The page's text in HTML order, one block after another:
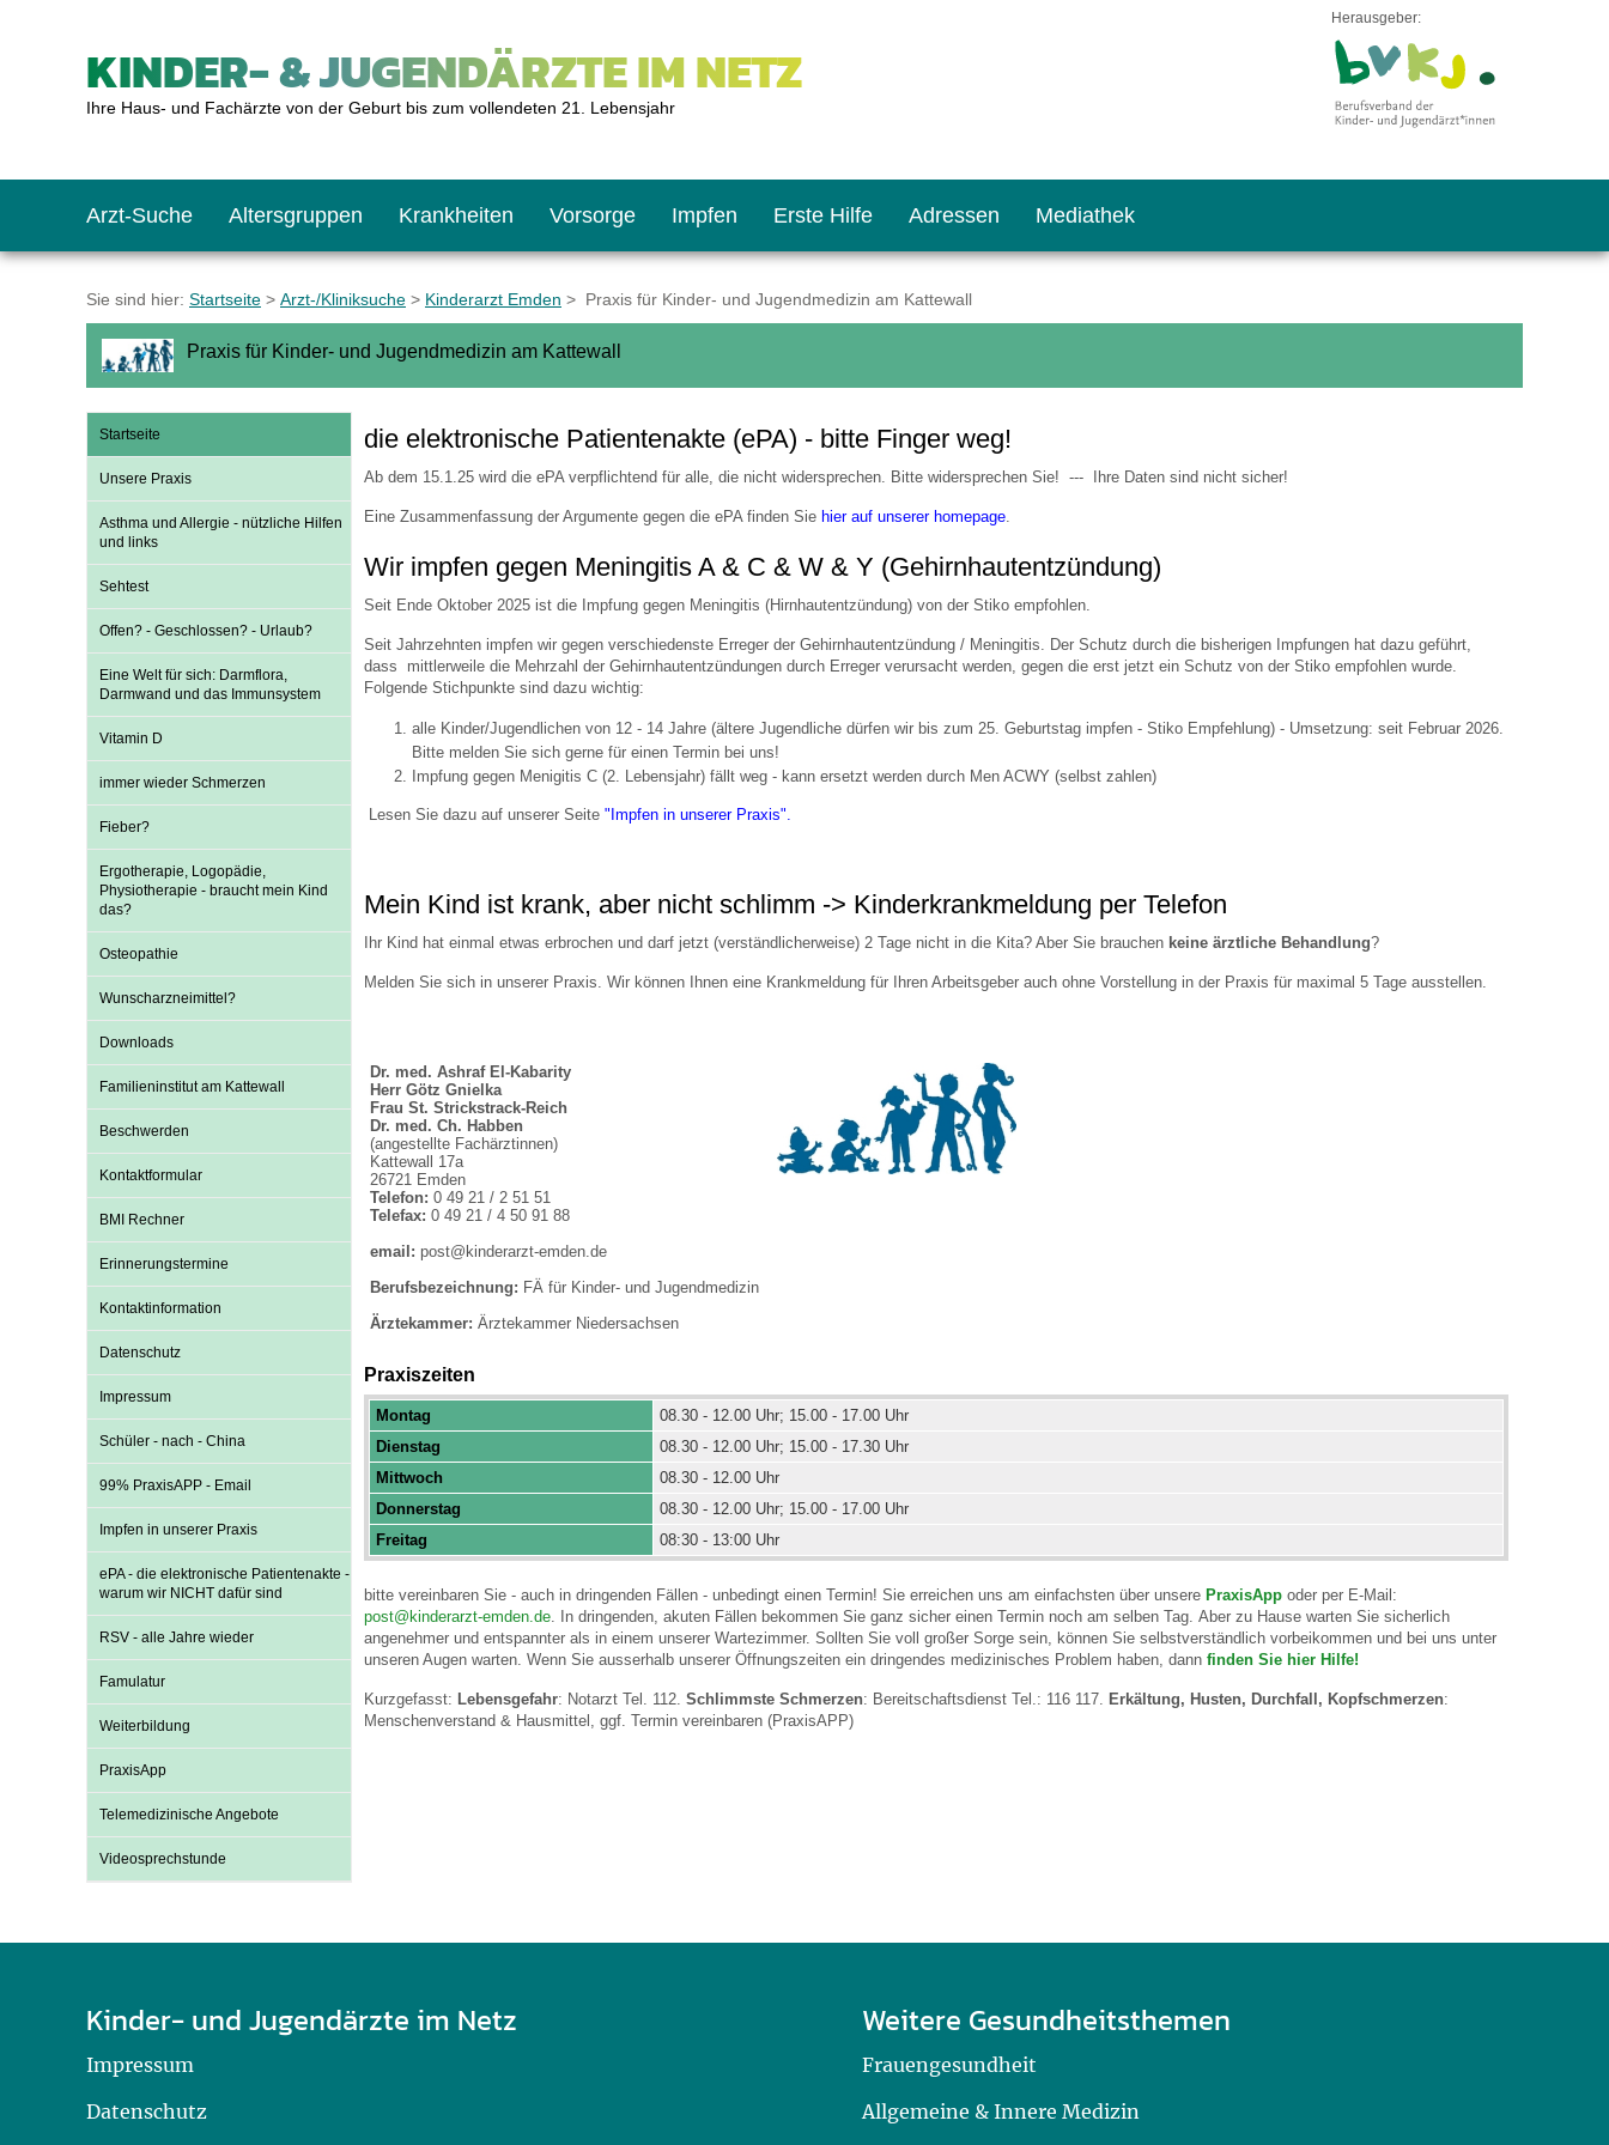
KINDER- & JUGENDÄRZTE IM NETZ
Ihre Haus- und Fachärzte von der Geburt bis zum vollendeten 21. Lebensjahr
Herausgeber:
Arzt-Suche Altersgruppen
Das erste Jahr
Schulkinder
Jugendliche
Krankheiten Vorsorge
Baby: U1 bis U6
Schulkind: U10 bis U11
Teenager: J1 bis J2
Impfen
Impfkalender
Was muss man beachten?
Impfreaktionen
Impfsicherheit
Häufige Fragen
Recht auf Impfung
Erste Hilfe
Notrufnummern
Hausapotheke
Sofortmaßnahmen
Notdienste
Adressen
Notdienste
Gesundheitsämter
Link-Tipps
Mediathek
BMI-Rechner
Blutdruckrechner
Wachstum-Rechner
Empfehlungen zum Bildschirmmediengebrauch
Hörlexikon
Material zu den Vorsorgen
Broschüren und Informationsflyer
U0-Vorsorge
Sie sind hier: Startseite > Arzt-/Kliniksuche > Kinderarzt Emden > Praxis für Kinder- und Jugendmedizin am Kattewall
Praxis für Kinder- und Jugendmedizin am Kattewall
Startseite
Unsere Praxis
Asthma und Allergie - nützliche Hilfen
und links
Sehtest
Offen? - Geschlossen? - Urlaub?
Eine Welt für sich: Darmflora,
Darmwand und das Immunsystem
Vitamin D
immer wieder Schmerzen
Fieber?
Ergotherapie, Logopädie,
Physiotherapie - braucht mein Kind
das?
Osteopathie
Wunscharzneimittel?
Downloads
Familieninstitut am Kattewall
Beschwerden
Kontaktformular
BMI Rechner
Erinnerungstermine
Kontaktinformation
Datenschutz
Impressum
Schüler - nach - China
99% PraxisAPP - Email
Impfen in unserer Praxis
ePA - die elektronische Patientenakte -
warum wir NICHT dafür sind
RSV - alle Jahre wieder
Famulatur
Weiterbildung
PraxisApp
Telemedizinische Angebote
Videosprechstunde
die elektronische Patientenakte (ePA) - bitte Finger weg!
Ab dem 15.1.25 wird die ePA verpflichtend für alle, die nicht widersprechen. Bitte widersprechen Sie! --- Ihre Daten sind nicht sicher!
Eine Zusammenfassung der Argumente gegen die ePA finden Sie hier auf unserer homepage
Wir impfen gegen Meningitis A & C & W & Y (Gehirnhautentzündung)
Seit Ende Oktober 2025 ist die Impfung gegen Meningitis (Hirnhautentzündung) von der Stiko empfohlen.
Seit Jahrzehnten impfen wir gegen verschiedenste Erreger der Gehirnhautentzündung / Meningitis. Der Schutz durch die bisherigen Impfungen hat dazu geführt,
dass mittlerweile die Mehrzahl der Gehirnhautentzündungen durch Erreger verursacht werden, gegen die erst jetzt ein Schutz von der Stiko empfohlen wurde.
Folgende Stichpunkte sind dazu wichtig:
alle Kinder/Jugendlichen von 12 - 14 Jahre (ältere Jugendliche dürfen wir bis zum 25. Geburtstag impfen - Stiko Empfehlung) - Umsetzung: seit Februar 2026.
Bitte melden Sie sich gerne für einen Termin bei uns!
Impfung gegen Menigitis C (2. Lebensjahr) fällt weg - kann ersetzt werden durch Men ACWY (selbst zahlen)
Lesen Sie dazu auf unserer Seite "Impfen in unserer Praxis"
Mein Kind ist krank, aber nicht schlimm -> Kinderkrankmeldung per Telefon
Ihr Kind hat einmal etwas erbrochen und darf jetzt (verständlicherweise) 2 Tage nicht in die Kita? Aber Sie brauchen keine ärztliche Behandlung?
Melden Sie sich in unserer Praxis. Wir können Ihnen eine Krankmeldung für Ihren Arbeitsgeber auch ohne Vorstellung in der Praxis für maximal 5 Tage ausstellen.
Dr. med. Ashraf El-Kabarity
Herr Götz Gnielka
Frau St. Strickstrack-Reich
Dr. med. Ch. Habben
(angestellte Fachärztinnen)
Kattewall 17a
26721 Emden
Telefon: 0 49 21 / 2 51 51
Telefax: 0 49 21 / 4 50 91 88
email: post@kinderarzt-emden.de
Berufsbezeichnung: FÄ für Kinder- und Jugendmedizin
Ärztekammer: Ärztekammer Niedersachsen
Praxiszeiten
Montag
08.30 - 12.00 Uhr; 15.00 - 17.00 Uhr
Dienstag
08.30 - 12.00 Uhr; 15.00 - 17.30 Uhr
Mittwoch
08.30 - 12.00 Uhr
Donnerstag
08.30 - 12.00 Uhr; 15.00 - 17.00 Uhr
Freitag
08:30 - 13:00 Uhr
bitte vereinbaren Sie - auch in dringenden Fällen - unbedingt einen Termin! Sie erreichen uns am einfachsten über unsere PraxisApp oder per E-Mail:
post@kinderarzt-emden.de . In dringenden, akuten Fällen bekommen Sie ganz sicher einen Termin noch am selben Tag. Aber zu Hause warten Sie sicherlich
angenehmer und entspannter als in einem unserer Wartezimmer. Sollten Sie voll großer Sorge sein, können Sie selbstverständlich vorbeikommen und bei uns unter
unseren Augen warten. Wenn Sie ausserhalb unserer Öffnungszeiten ein dringendes medizinisches Problem haben, dann finden Sie hier Hilfe!
Kurzgefasst: Lebensgefahr: Notarzt Tel. 112. Schlimmste Schmerzen: Bereitschaftsdienst Tel.: 116 117. Erkältung, Husten, Durchfall, Kopfschmerzen:
Menschenverstand & Hausmittel, ggf. Termin vereinbaren (PraxisAPP)
Kinder- und Jugendärzte im Netz
Impressum
Datenschutz
Weitere Gesundheitsthemen
Frauengesundheit
Allgemeine & Innere Medizin